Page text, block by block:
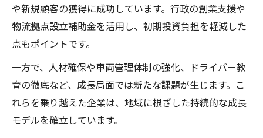
や新規顧客の獲得に成功しています。行政の創業支援や
物流拠点設立補助金を活用し、初期投資負担を軽減した
点もポイントです。
一方で、人材確保や車両管理体制の強化、ドライバー教
育の徹底など、成長局面では新たな課題が生じます。こ
れらを乗り越えた企業は、地域に根ざした持続的な成長
モデルを確立しています。